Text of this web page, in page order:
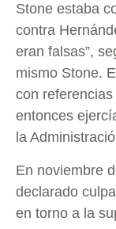
Stone estaba
contra
eran falsas”,
mismo Stone.
con referencias
entonces
la
En noviembre
declarado
en torno a la